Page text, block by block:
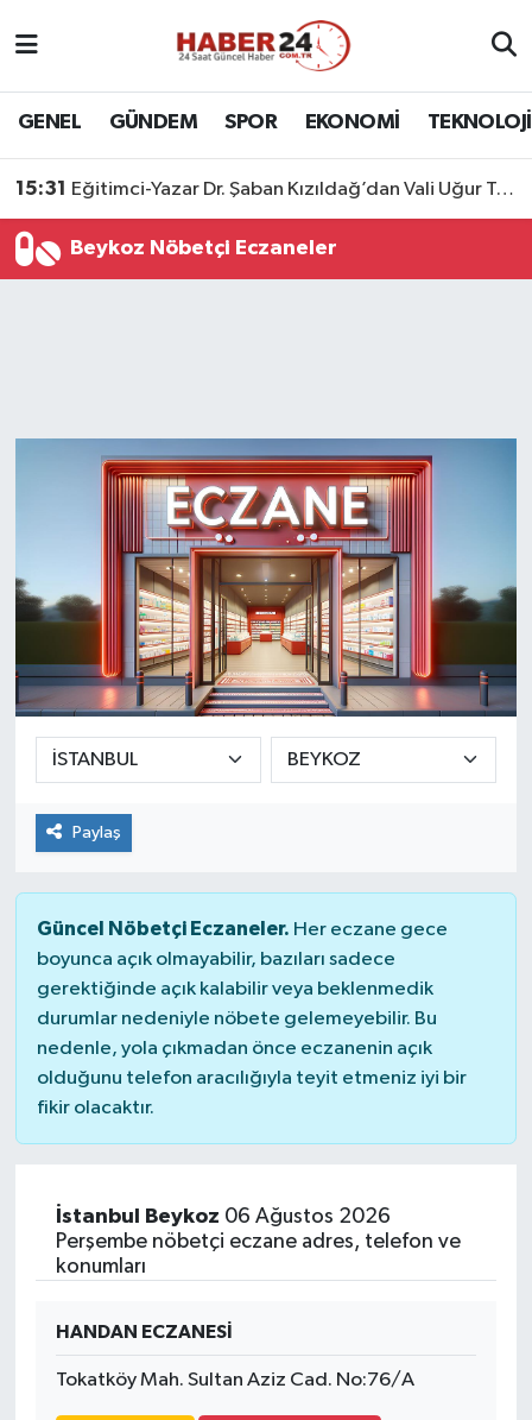
GENEL GÜNDEM SPOR EKONOMİ TEKNOLOJİ
15:31 Eğitimci-Yazar Dr. Şaban Kızıldağ’dan Vali Uğur Turan’a Ziyaret
Beykoz Nöbetçi Eczaneler
Paylaş
Güncel Nöbetçi Eczaneler. Her eczane gece
boyunca açık olmayabilir, bazıları sadece
gerektiğinde açık kalabilir veya beklenmedik
durumlar nedeniyle nöbete gelemeyebilir. Bu
nedenle, yola çıkmadan önce eczanenin açık
olduğunu telefon aracılığıyla teyit etmeniz iyi bir
fikir olacaktır.
İstanbul Beykoz 06 Ağustos 2026
Perşembe nöbetçi eczane adres, telefon ve
konumları
HANDAN ECZANESİ
Tokatköy Mah. Sultan Aziz Cad. No:76/A
Nöbetçi Eczaneler
Son Dakika Haberleri
Haber Arşivi